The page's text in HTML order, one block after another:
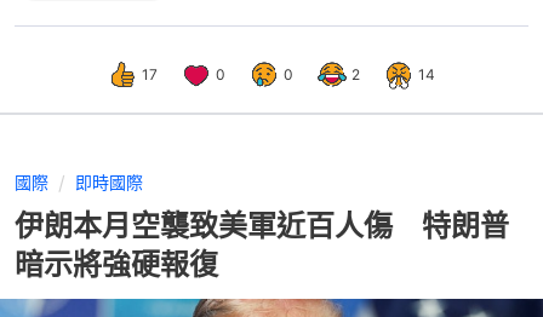
17 0 0 2 14
國際 即時國際
伊朗本月空襲致美軍近百人傷 特朗普
暗示將強硬報復